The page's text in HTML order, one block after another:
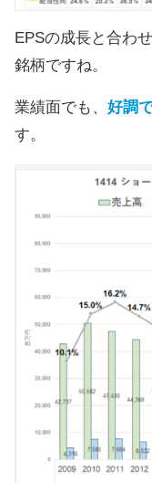
EPSの成長と合わ
銘柄ですね。
業績面でも、 好調
す。